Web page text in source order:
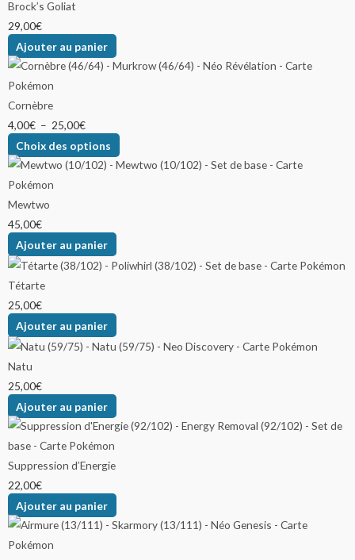
Brock’s Goliat
29,00€
Ajouter au panier
Cornèbre
4,00€ – 25,00€
Choix des options
Mewtwo
45,00€
Ajouter au panier
Tétarte
25,00€
Ajouter au panier
Natu
25,00€
Ajouter au panier
Suppression d’Energie
22,00€
Ajouter au panier